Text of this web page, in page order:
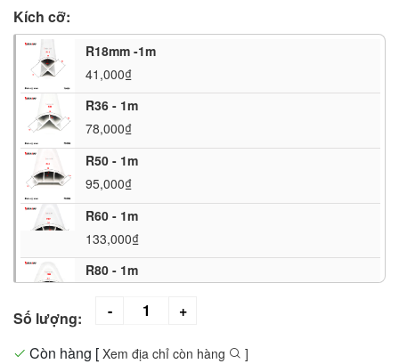
Kích cỡ:
R18mm -1m
41,000₫
R36 - 1m
78,000₫
R50 - 1m
95,000₫
R60 - 1m
133,000₫
R80 - 1m
199,000₫
Số lượng:
Còn hàng [ Xem địa chỉ còn hàng ]